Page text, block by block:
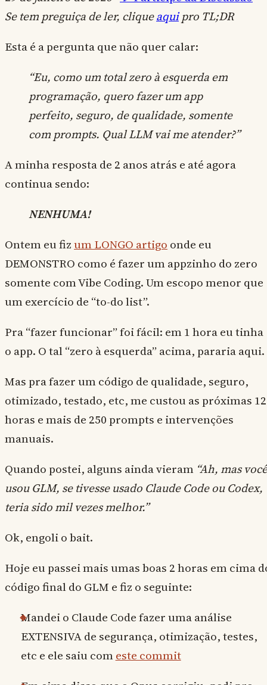
Se tem preguiça de ler, cliqueaquipro TL;DR
Esta é a pergunta que não quer calar:
“Eu, como um total zero à esquerda em
programação, quero fazer um app
perfeito, seguro, de qualidade, somente
com prompts. Qual LLM vai me atender?”
A minha resposta de 2 anos atrás e até agora
continua sendo:
NENHUMA!
Ontem eu fizum LONGO artigo onde eu
DEMONSTRO como é fazer um appzinho do zero
somente com Vibe Coding. Um escopo menor que
um exercício de “to-do list”.
Pra “fazer funcionar” foi fácil: em 1 hora eu tinha
o app. O tal “zero à esquerda” acima, pararia aqui.
Mas pra fazer um código de qualidade, seguro,
otimizado, testado, etc, me custou as próximas 12
horas e mais de 250 prompts e intervenções
manuais.
Quando postei, alguns ainda vieram “Ah, mas você
usou GLM, se tivesse usado Claude Code ou Codex,
teria sido mil vezes melhor.”
Ok, engoli o bait.
Hoje eu passei mais umas boas 2 horas em cima
código final do GLM e fiz o seguinte:
Mandei o Claude Code fazer uma análise
EXTENSIVA de segurança, otimização, testes,
etc e ele saiu comeste commit